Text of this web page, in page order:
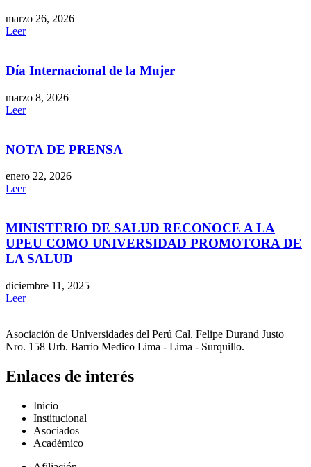
marzo 26, 2026
Leer
Día Internacional de la Mujer
marzo 8, 2026
Leer
NOTA DE PRENSA
enero 22, 2026
Leer
MINISTERIO DE SALUD RECONOCE A LA
UPEU COMO UNIVERSIDAD PROMOTORA DE
LA SALUD
diciembre 11, 2025
Leer
Asociación de Universidades del Perú Cal. Felipe Durand Justo
Nro. 158 Urb. Barrio Medico Lima - Lima - Surquillo.
Enlaces de interés
Inicio
Institucional
Asociados
Académico